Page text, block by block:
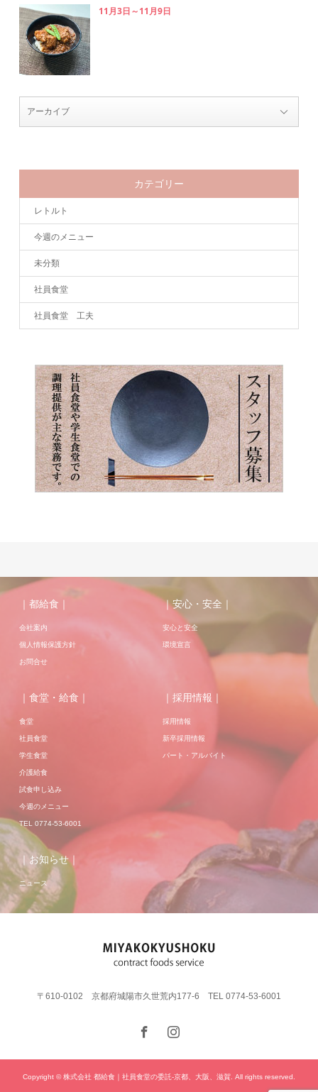
11月3日～11月9日
カテゴリー
レトルト
今週のメニュー
未分類
社員食堂
社員食堂 工夫
｜都給食｜
会社案内
個人情報保護方針
お問合せ
｜安心・安全｜
安心と安全
環境宣言
｜食堂・給食｜
食堂
社員食堂
学生食堂
介護給食
試食申し込み
今週のメニュー
TEL 0774-53-6001
｜採用情報｜
採用情報
新卒採用情報
パート・アルバイト
｜お知らせ｜
ニュース
〒610-0102 京都府城陽市久世荒内177-6 TEL 0774-53-6001
Copyright © 株式会社 都給食｜社員食堂の委託-京都、大阪、滋賀. All rights reserved.